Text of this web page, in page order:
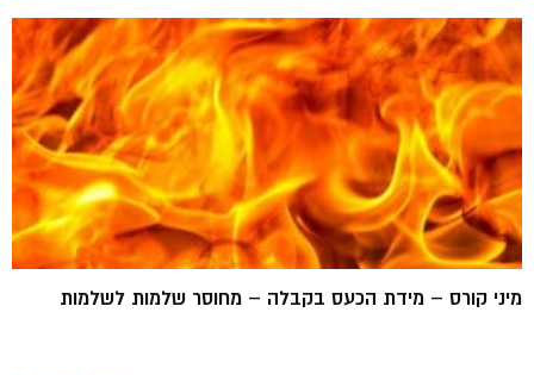
מיני קורס – מידת הכעס בקבלה – מחוסר שלמות לשלמות